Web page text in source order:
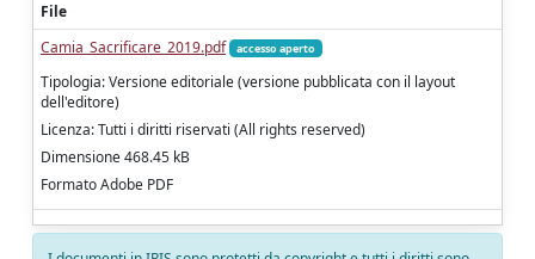
File
Camia_Sacrificare_2019.pdf
accesso aperto
Tipologia: Versione editoriale (versione pubblicata con il layout
dell'editore)
Licenza: Tutti i diritti riservati (All rights reserved)
Dimensione 468.45 kB
Formato Adobe PDF